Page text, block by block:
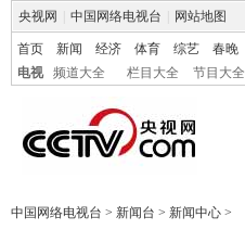
央视网 中国网络电视台 网站地图
首页 新闻 经济 体育 综艺 春晚
电视
频道大全 栏目大全 节目大全
中国网络电视台 > 新闻台 > 新闻中心 >